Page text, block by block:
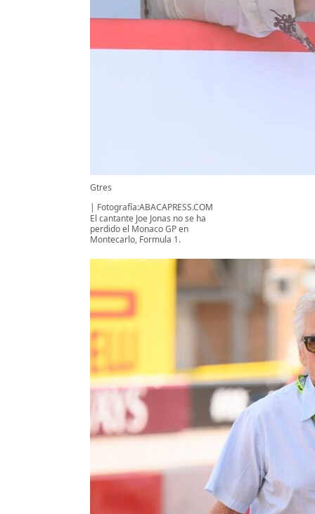
Gtres
Fotografía:ABACAPRESS.COM
El cantante Joe Jonas no se ha
perdido el Monaco GP en
Montecarlo, Formula 1.